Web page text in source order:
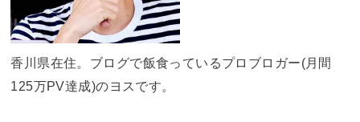
香川県在住。ブログで飯食っているプロブロガー(月間
125万PV達成)のヨスです。